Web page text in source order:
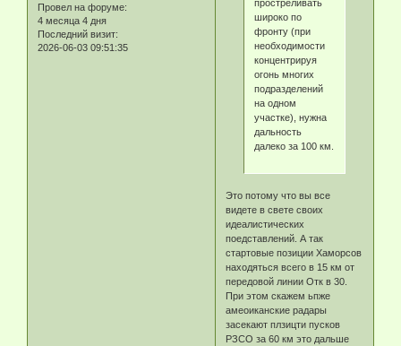
Провел на форуме:
4 месяца 4 дня
Последний визит:
2026-06-03 09:51:35
простреливать
широко по
фронту (при
необходимости
концентрируя
огонь многих
подразделений
на одном
участке), нужна
дальность
далеко за 100 км.
Это потому что вы все
видете в свете своих
идеалистических
поедставлений. А так
стартовые позиции Хаморсов
находяться всего в 15 км от
передовой линии Отк в 30.
При этом скажем ьпже
амеоиканские радары
засекают плзицти пусков
РЗСО за 60 км это дальше